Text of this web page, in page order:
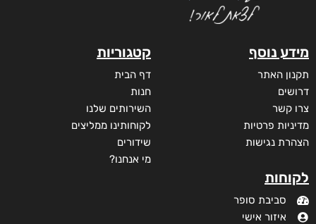
מידע נוסף
תקנון האתר
דרושים
צרו קשר
מדיניות פרטיות
הצהרת נגישות
לקוחות
סביבת סופר
איזור אישי
קטגוריות
דף הבית
חנות
השירותים שלנו
לקוחותינו ממליצים
שידורים
מי אנחנו?